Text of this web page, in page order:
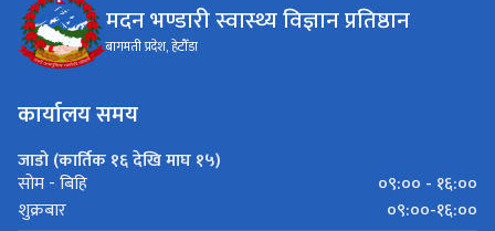
मदन भण्डारी स्वास्थ्य विज्ञान प्रतिष्ठान
बागमती प्रदेश, हेटौँडा
कार्यालय समय
जाडो (कार्तिक १६ देखि माघ १५)
सोम - बिहि
०९:०० - १६:००
शुक्रबार
०९:००-१६:००